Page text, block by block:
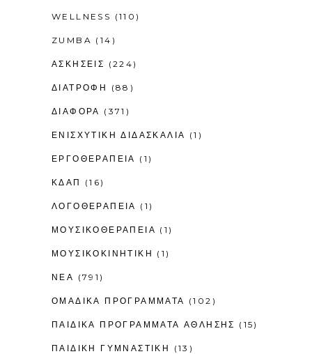
WELLNESS (110)
ZUMBA (14)
ΑΣΚΗΣΕΙΣ (224)
ΔΙΑΤΡΟΦΗ (88)
ΔΙΑΦΟΡΑ (371)
ΕΝΙΣΧΥΤΙΚΉ ΔΙΔΑΣΚΑΛΊΑ (1)
ΕΡΓΟΘΕΡΑΠΕΊΑ (1)
ΚΔΑΠ (16)
ΛΟΓΟΘΕΡΑΠΕΊΑ (1)
ΜΟΥΣΙΚΟΘΕΡΑΠΕΊΑ (1)
ΜΟΥΣΙΚΟΚΙΝΗΤΙΚΉ (1)
ΝΕΑ (791)
ΟΜΑΔΙΚΑ ΠΡΟΓΡΑΜΜΑΤΑ (102)
ΠΑΙΔΙΚΆ ΠΡΟΓΡΆΜΜΑΤΑ ΆΘΛΗΣΗΣ (15)
ΠΑΙΔΙΚΉ ΓΥΜΝΑΣΤΙΚΉ (13)